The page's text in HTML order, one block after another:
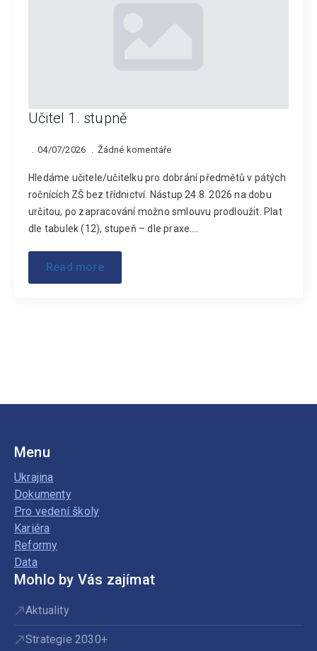
Učitel 1. stupně
04/07/2026 Žádné komentáře
Hledáme učitele/učitelku pro dobrání předmětů v pátých
ročnících ZŠ bez třídnictví. Nástup 24.8. 2026 na dobu
určitou, po zapracování možno smlouvu prodloužit. Plat
dle tabulek (12), stupeň – dle praxe.…
Read more
Menu
Ukrajina
Dokumenty
Pro vedení školy
Kariéra
Reformy
Data
Mohlo by Vás zajímat
Aktuality
Strategie 2030+